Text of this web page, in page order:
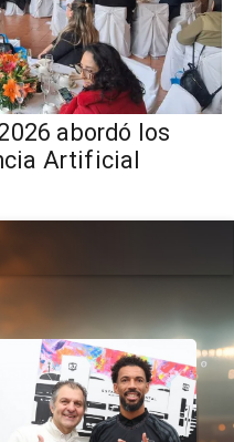
abordó los
Artificial